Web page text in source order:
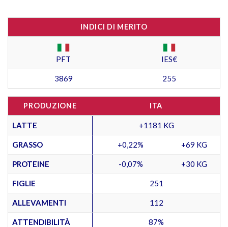
INDICI DI MERITO
PFT IES€
3869 255
PRODUZIONE ITA
LATTE +1181 KG
GRASSO +0,22% +69 KG
PROTEINE -0,07% +30 KG
FIGLIE 251
ALLEVAMENTI 112
ATTENDIBILITÀ 87%